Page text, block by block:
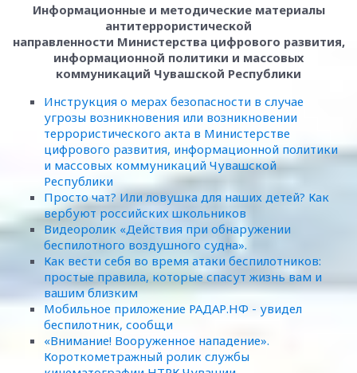
Информационные и методические материалы
антитеррористической
направленности Министерства цифрового развития,
информационной политики и массовых
коммуникаций Чувашской Республики
Инструкция о мерах безопасности в случае
угрозы возникновения или возникновении
террористического акта в Министерстве
цифрового развития, информационной политики
и массовых коммуникаций Чувашской
Республики
Просто чат? Или ловушка для наших детей? Как
вербуют российских школьников
Видеоролик «Действия при обнаружении
беспилотного воздушного судна».
Как вести себя во время атаки беспилотников:
простые правила, которые спасут жизнь вам и
вашим близким
Мобильное приложение РАДАР.НФ - увидел
беспилотник, сообщи
«Внимание! Вооруженное нападение».
Короткометражный ролик службы